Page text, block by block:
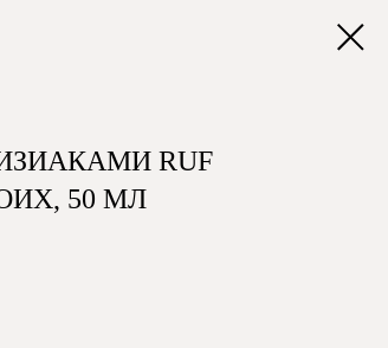
RUF
50 МЛ